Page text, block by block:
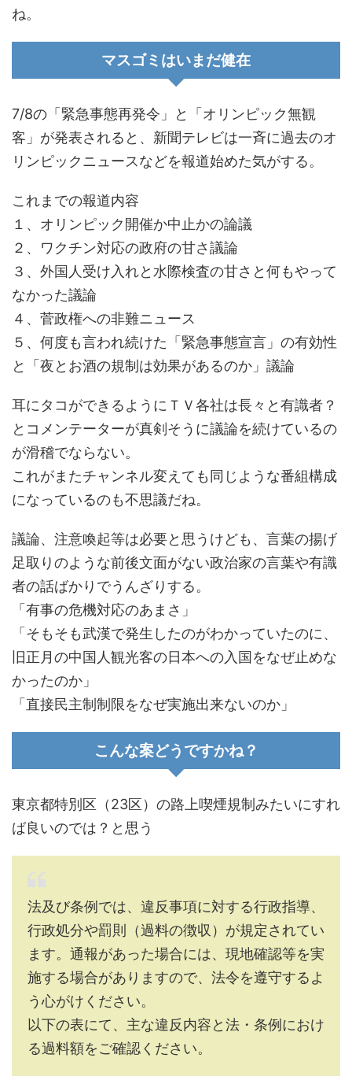
ね。
マスゴミはいまだ健在
7/8の「緊急事態再発令」と「オリンピック無観
客」が発表されると、新聞テレビは一斉に過去のオ
リンピックニュースなどを報道始めた気がする。
これまでの報道内容
１、オリンピック開催か中止かの論議
２、ワクチン対応の政府の甘さ議論
３、外国人受け入れと水際検査の甘さと何もやって
なかった議論
４、菅政権への非難ニュース
５、何度も言われ続けた「緊急事態宣言」の有効性
と「夜とお酒の規制は効果があるのか」議論
耳にタコができるようにＴＶ各社は長々と有識者？
とコメンテーターが真剣そうに議論を続けているの
が滑稽でならない。
これがまたチャンネル変えても同じような番組構成
になっているのも不思議だね。
議論、注意喚起等は必要と思うけども、言葉の揚げ
足取りのような前後文面がない政治家の言葉や有識
者の話ばかりでうんざりする。
「有事の危機対応のあまさ」
「そもそも武漢で発生したのがわかっていたのに、
旧正月の中国人観光客の日本への入国をなぜ止めな
かったのか」
「直接民主制制限をなぜ実施出来ないのか」
こんな案どうですかね？
東京都特別区（23区）の路上喫煙規制みたいにすれ
ば良いのでは？と思う
法及び条例では、違反事項に対する行政指導、
行政処分や罰則（過料の徴収）が規定されてい
ます。通報があった場合には、現地確認等を実
施する場合がありますので、法令を遵守するよ
う心がけください。
以下の表にて、主な違反内容と法・条例におけ
る過料額をご確認ください。